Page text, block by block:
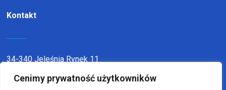
Cenimy prywatność użytkowników
Kontakt
34-340 Jeleśnia Rynek 11
telefon:338636116